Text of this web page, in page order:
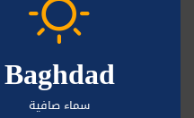
Baghdad
سماء صافية